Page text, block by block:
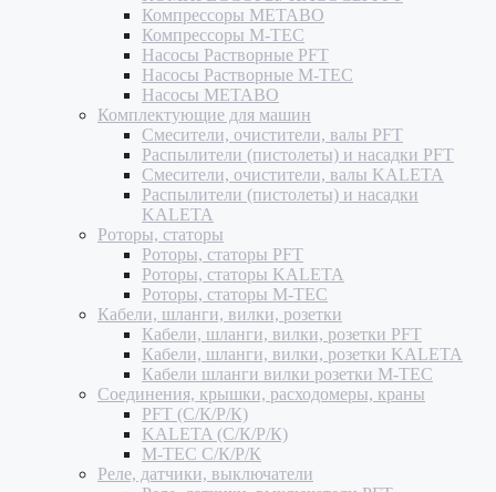
Компрессоры METABO
Компрессоры M-TEC
Насосы Растворные PFT
Насосы Растворные M-TEC
Насосы METABO
Комплектующие для машин
Смесители, очистители, валы PFT
Распылители (пистолеты) и насадки PFT
Смесители, очистители, валы KALETA
Распылители (пистолеты) и насадки
KALETA
Роторы, статоры
Роторы, статоры PFT
Роторы, статоры KALETA
Роторы, статоры M-TEC
Кабели, шланги, вилки, розетки
Кабели, шланги, вилки, розетки PFT
Кабели, шланги, вилки, розетки KALETA
Кабели шланги вилки розетки M-TEC
Соединения, крышки, расходомеры, краны
PFT (С/К/Р/К)
KALETA (С/К/Р/К)
M-TEC С/К/Р/К
Реле, датчики, выключатели